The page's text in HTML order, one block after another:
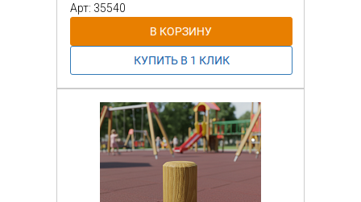
Арт: 35540